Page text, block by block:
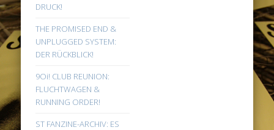
DRUCK!
THE PROMISED END &
UNPLUGGED SYSTEM:
DER RÜCKBLICK!
9Oi! CLUB REUNION:
FLUCHTWAGEN &
RUNNING ORDER!
ST FANZINE-ARCHIV: ES